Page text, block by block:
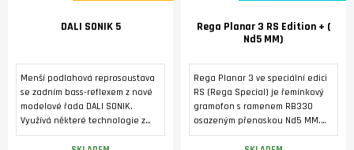
DALI SONIK 5
Menší podlahová reprosoustava
se zadním bass-reflexem z nové
modelové řada DALI SONIK.
Využívá některé technologie z
vyšších modelovových řad značky
Rega Planar 3 RS Edition + (
Nd5 MM)
Rega Planar 3 ve speciální edici
RS (Rega Special) je řemínkový
gramofon s ramenem RB330
osazeným přenoskou Nd5 MM.
Tichý 24V motor je poháněn